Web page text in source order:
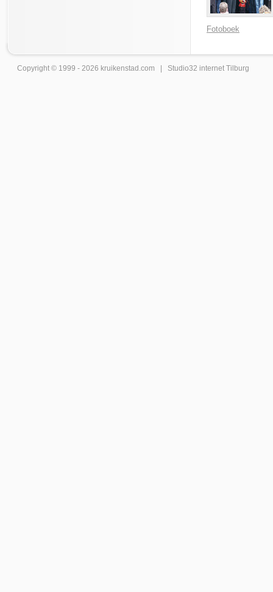
Fotoboek
Copyright © 1999 - 2026 kruikenstad .com | Studio32 internet Tilburg